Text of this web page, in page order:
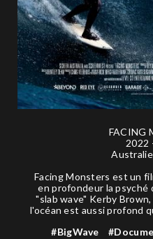
FACING
2022
Facing Monsters est un
en profondeur la psyché
"slab wave" Kerby
l'océan est aussi profond
#BigWave